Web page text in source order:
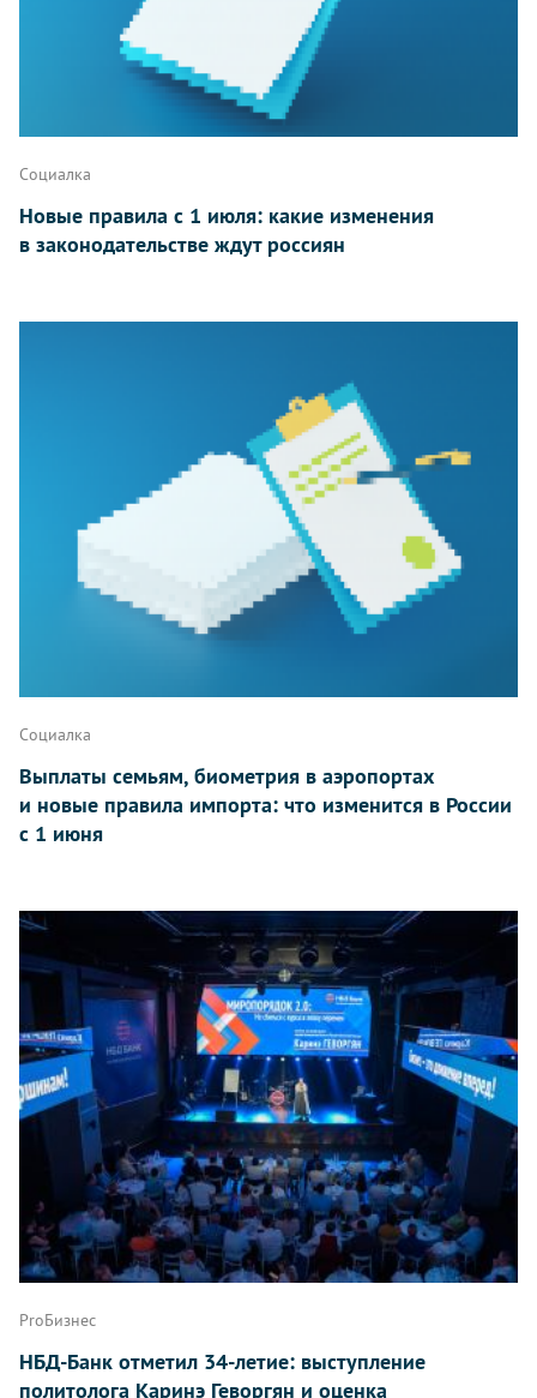
Социалка
Новые правила с 1 июля: какие изменения
в законодательстве ждут россиян
Социалка
Выплаты семьям, биометрия в аэропортах
и новые правила импорта: что изменится в России
с 1 июня
ProБизнес
НБД-Банк отметил 34-летие: выступление
политолога Каринэ Геворгян и оценка